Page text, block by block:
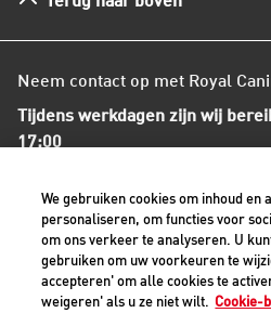
Algemene voorwaarden
Neem contact op met Royal
Tijdens werkdagen zijn wij
17:00
+31(0)413-318418
Contact met ons opnemen
Veilige betaalmethoden - alle
We gebruiken cookies om inhoud en
personaliseren, om functies voor
om ons verkeer te analyseren. U
gebruiken om uw voorkeuren te
accepteren' om alle cookies te
weigeren' als u ze niet wilt. Cookie-